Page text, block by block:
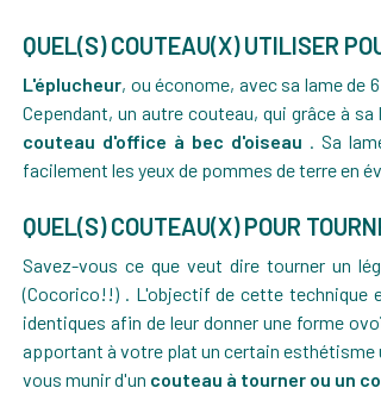
GALETTE DES ROIS SANS GLUTEN,
RECETTE PAS À PAS
1061
A À Z
QUEL(S) COUTEAU(X) UTILISER
L'éplucheur, ou économe, avec sa lame de
Cependant, un autre couteau, qui grâce à
couteau d'office à bec d'oiseau . Sa
facilement les yeux de pommes de terre en
QUEL(S) COUTEAU(X) POUR
Savez-vous ce que veut dire tourner un
(Cocorico!!) . L'objectif de cette technique
identiques afin de leur donner une forme
apportant à votre plat un certain
vous munir d'un couteau à tourner ou un